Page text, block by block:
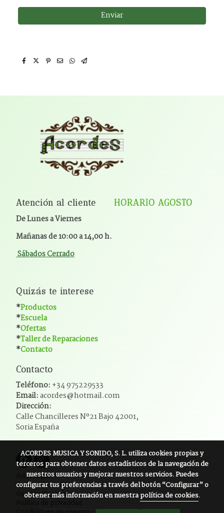
Enviar
Atención al cliente HORARIO AGOSTO
De Lunes a Viernes
Mañanas de 10:00 a 14,00 h.
Sábados Cerrado
Quizás te interese
*Productos
*Escuela
*Ofertas
*Taller de Reparaciones
*Contacto
Contacto
Teléfono: +34 975229533
Email:acordes@hotmail.com
Dirección:
Calle Chancilleres Nº21 Bajo 42001,
Soria España
Aviso legal
Política de cookies
Gestión de cookies
ACORDES MUSICA Y SONIDO, S. L.utiliza cookies propias y
terceros para obtener datos estadísticos de la navegación de
nuestros usuarios y mejorar nuestros servicios. Puedes
configurar tus preferencias a través del botón “Configurar” o
obtener más información en nuestrapolítica de cookies.